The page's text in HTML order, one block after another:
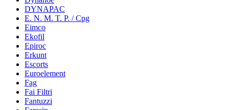
DYNAPAC
E. N. M. T. P. / Cpg
Eimco
Ekofil
Epiroc
Erkunt
Escorts
Euroelement
Fag
Fai Filtri
Fantuzzi